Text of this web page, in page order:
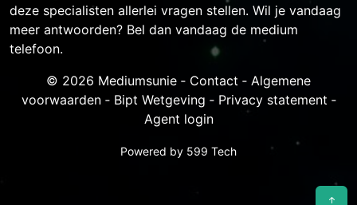
deze specialisten allerlei vragen stellen. Wil je vandaag
meer antwoorden? Bel dan vandaag de medium
telefoon.
© 2026 Mediumsunie ‐ Contact ‐ Algemene
voorwaarden‐ Bipt Wetgeving ‐ Privacy statement ‐
Agent login
Powered by 599 Tech